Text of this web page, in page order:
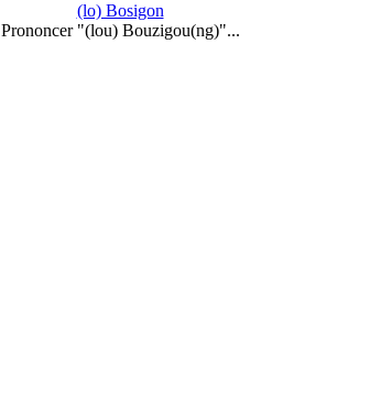
(lo) Bosigon
Prononcer "(lou) Bouzigou(ng)"...